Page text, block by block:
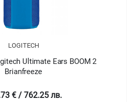
Тонколони Logitech Ultimate Ears
195.84 € / 383.03 лв.